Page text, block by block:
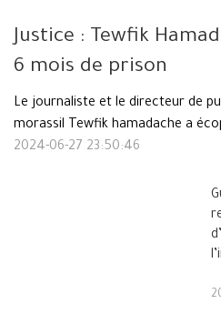
Justice : Tewfik
6 mois de prison
Le journaliste et le directeur de
morassil Tewfik hamadache a
2024-06-27 23:50:46